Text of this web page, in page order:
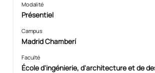
Modalité
Présentiel
Campus
Madrid Chamberí
Faculté
École d'ingénierie, d'architecture et de